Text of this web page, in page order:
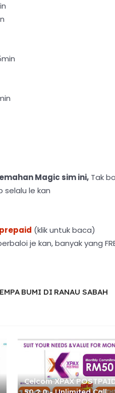
Magic sim ini, Tak
selalu le kan
(klik untuk baca)
je kan, banyak yang
BUMI DI RANAU SABAH
Celcom XPAX